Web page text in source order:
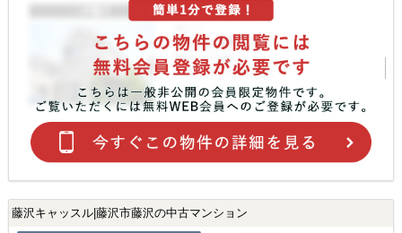
藤沢キャッスル|藤沢市藤沢の中古マンション